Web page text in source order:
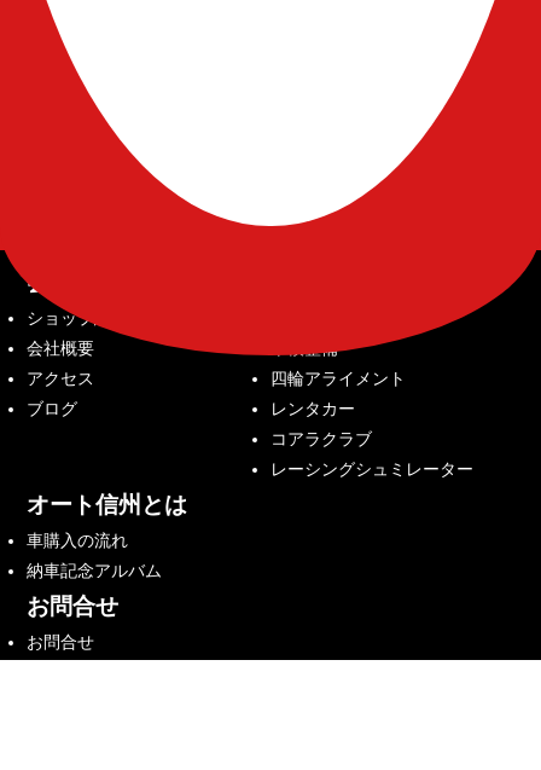
会社案内
ショップ紹介
会社概要
アクセス
ブログ
車検整備
四輪アライメント
レンタカー
コアラクラブ
レーシングシュミレーター
オート信州とは
車購入の流れ
納車記念アルバム
お問合せ
お問合せ